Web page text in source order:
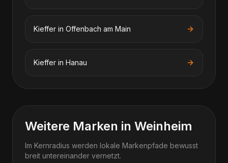
Kieffer in Offenbach am Main
Kieffer in Hanau
Weitere Marken in Weinheim
Im Kernradius werden lokale Markenpfade bewusst
breit untereinander vernetzt.